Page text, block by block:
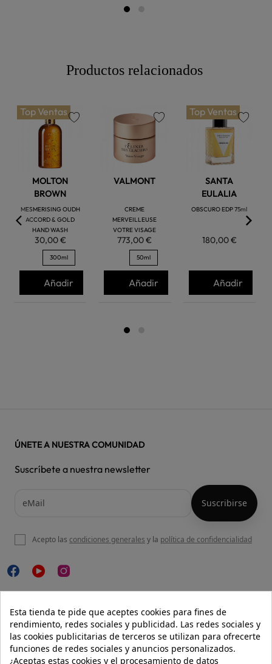
Productos relacionados
Top Ventas
MOLTON
BROWN
MESMERISING OUDH
ACCORD & GOLD
HAND WASH
30,00 €
300ml
Añadir
VALMONT
CREME
MERVEILLEUSE
VOTRE VISAGE
773,00 €
50ml
Añadir
Top Ventas
SANTA
EULALIA
OBSCURO EDP 75ml
180,00 €
Añadir
NUESTRA WEB
AYUDA
ÚNETE A NUESTRA COMUNIDAD
Suscríbete a nuestra newsletter
Acepto las condiciones generales y la política de confidencialidad
Esta tienda te pide que aceptes cookies para fines de
rendimiento, redes sociales y publicidad. Las redes sociales y
las cookies publicitarias de terceros se utilizan para ofrecerte
funciones de redes sociales y anuncios personalizados.
¿Aceptas estas cookies y el procesamiento de datos